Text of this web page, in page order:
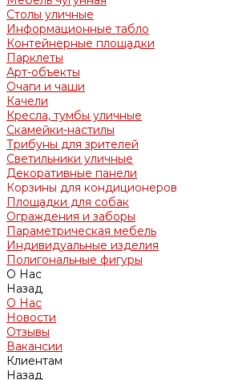
Столы уличные
Информационные табло
Контейнерные площадки
Парклеты
Арт-объекты
Очаги и чаши
Качели
Кресла, тумбы уличные
Скамейки-настилы
Трибуны для зрителей
Светильники уличные
Декоративные панели
Корзины для кондиционеров
Площадки для собак
Ограждения и заборы
Параметрическая мебель
Индивидуальные изделия
Полигональные фигуры
О Нас
Назад
О Нас
Новости
Отзывы
Вакансии
Клиентам
Назад